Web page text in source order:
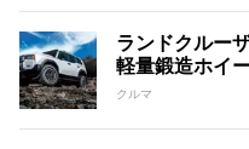
ランドクルー
軽量鍛造ホイ
クルマ